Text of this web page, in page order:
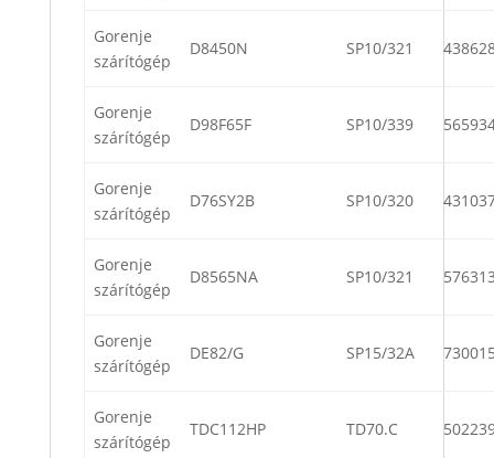
Gorenje
szárítógép
D8450N SP10/321
Gorenje
szárítógép
D98F65F SP10/339
Gorenje
szárítógép
D76SY2B SP10/320
Gorenje
szárítógép
D8565NA SP10/321
Gorenje
szárítógép
DE82/G SP15/32A
Gorenje
szárítógép
TDC112HP TD70.C